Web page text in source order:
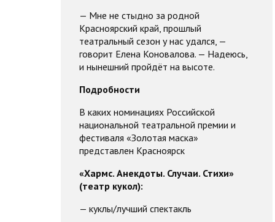
— Мне не стыдно за родной
Красноярский край, прошлый
театральный сезон у нас удался, —
говорит Елена Коновалова. — Надеюсь,
и нынешний пройдёт на высоте.
Подробности
В каких номинациях Российской
национальной театральной премии и
фестиваля «Золотая маска»
представлен Красноярск
«Хармс. Анекдоты. Случаи. Стихи»
(театр кукол):
— куклы/лучший спектакль